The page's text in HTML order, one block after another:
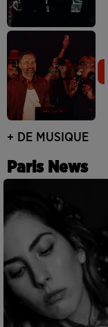
+ DE MUSIQUE
Paris News